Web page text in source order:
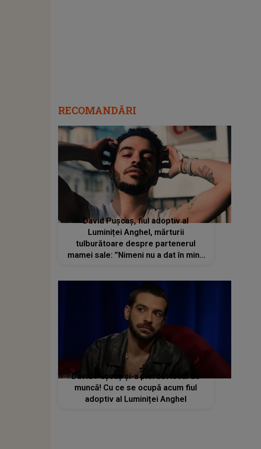
RECOMANDĂRI
David Pușcaș, fiul adoptiv al
Luminiței Anghel, mărturii
tulburătoare despre partenerul
mamei sale: ”Nimeni nu a dat în mine
David Pușcaș și-a pierdut locul de
muncă! Cu ce se ocupă acum fiul
adoptiv al Luminiței Anghel